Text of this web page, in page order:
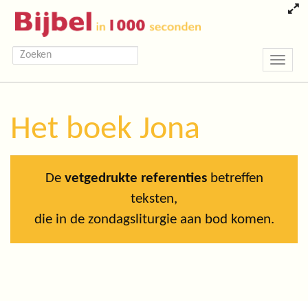
Toggle
Het boek Jona
De vetgedrukte referentiesbetreffen
teksten,
die in de zondagsliturgie aan bod komen.